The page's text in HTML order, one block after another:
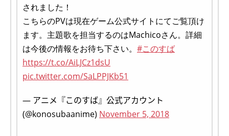
されました！
こちらのPVは現在ゲーム公式サイトにてご覧頂け
ます。主題歌を担当するのはMachicoさん。詳細
は今後の情報をお待ち下さい。 #このすば
https://t.co/AiLJCz1dsU
pic.twitter.com/SaLPPJKb51
— アニメ『このすば』公式アカウント
(@konosubaanime) November 5, 2018